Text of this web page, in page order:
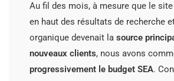
Au fil des mois, à mesure que le
en haut des résultats de recherche
organique devenait la source
nouveaux clients, nous avons
progressivement le budget SEA.